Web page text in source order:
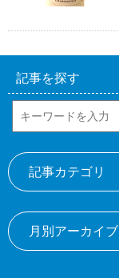
記事を探す
記事カテゴリ
月別アーカイブ